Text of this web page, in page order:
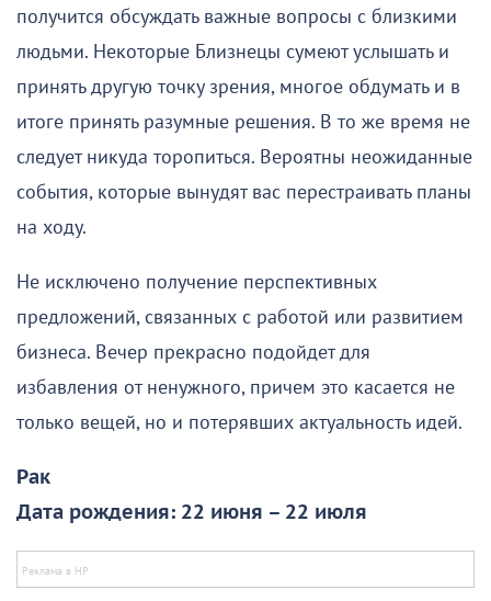
получится обсуждать важные вопросы с близкими
людьми. Некоторые Близнецы сумеют услышать и
принять другую точку зрения, многое обдумать и в
итоге принять разумные решения. В то же время не
следует никуда торопиться. Вероятны неожиданные
события, которые вынудят вас перестраивать планы
на ходу.
Не исключено получение перспективных
предложений, связанных с работой или развитием
бизнеса. Вечер прекрасно подойдет для
избавления от ненужного, причем это касается не
только вещей, но и потерявших актуальность идей.
Рак
Дата рождения: 22 июня – 22 июля